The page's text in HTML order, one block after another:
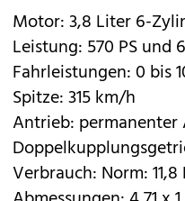
Motor: 3,8 Liter 6-
Leistung: 570 PS und
Fahrleistungen: 0 bis
Spitze: 315 km/h
Antrieb:
Verbrauch: Norm: